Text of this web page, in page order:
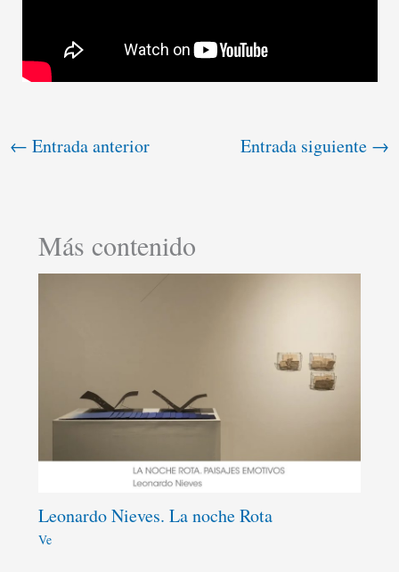
← Entrada anterior Entrada siguiente →
Más contenido
Leonardo Nieves. La noche Rota
Ve